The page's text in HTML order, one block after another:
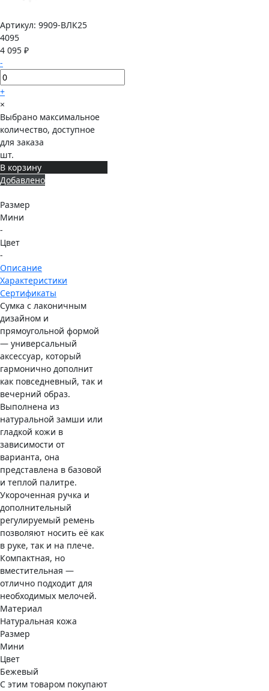
Артикул: 9909-ВЛК25
4095
4 095 ₽
-
+
×
Выбрано максимальное
количество, доступное
для заказа
шт.
В корзину
Добавлено
Размер
Мини
-
Цвет
-
Описание
Характеристики
Сертификаты
Сумка с лаконичным
дизайном и
прямоугольной формой
— универсальный
аксессуар, который
гармонично дополнит
как повседневный, так и
вечерний образ.
Выполнена из
натуральной замши или
гладкой кожи в
зависимости от
варианта, она
представлена в базовой
и теплой палитре.
Укороченная ручка и
дополнительный
регулируемый ремень
позволяют носить её как
в руке, так и на плече.
Компактная, но
вместительная —
отлично подходит для
необходимых мелочей.
Материал
Натуральная кожа
Размер
Мини
Цвет
Бежевый
С этим товаром покупают